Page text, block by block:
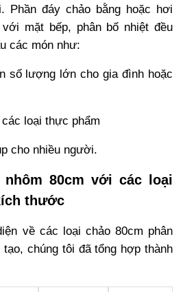
Phần đáy chảo bằng hoặc hơi
mặt bếp, phân bố nhiệt đều
các món như:
số lượng lớn cho gia đình hoặc
loại thực phẩm
cho nhiều người.
nhôm 80cm với các loại
thước
về các loại chảo 80cm phân
chúng tôi đã tổng hợp thành